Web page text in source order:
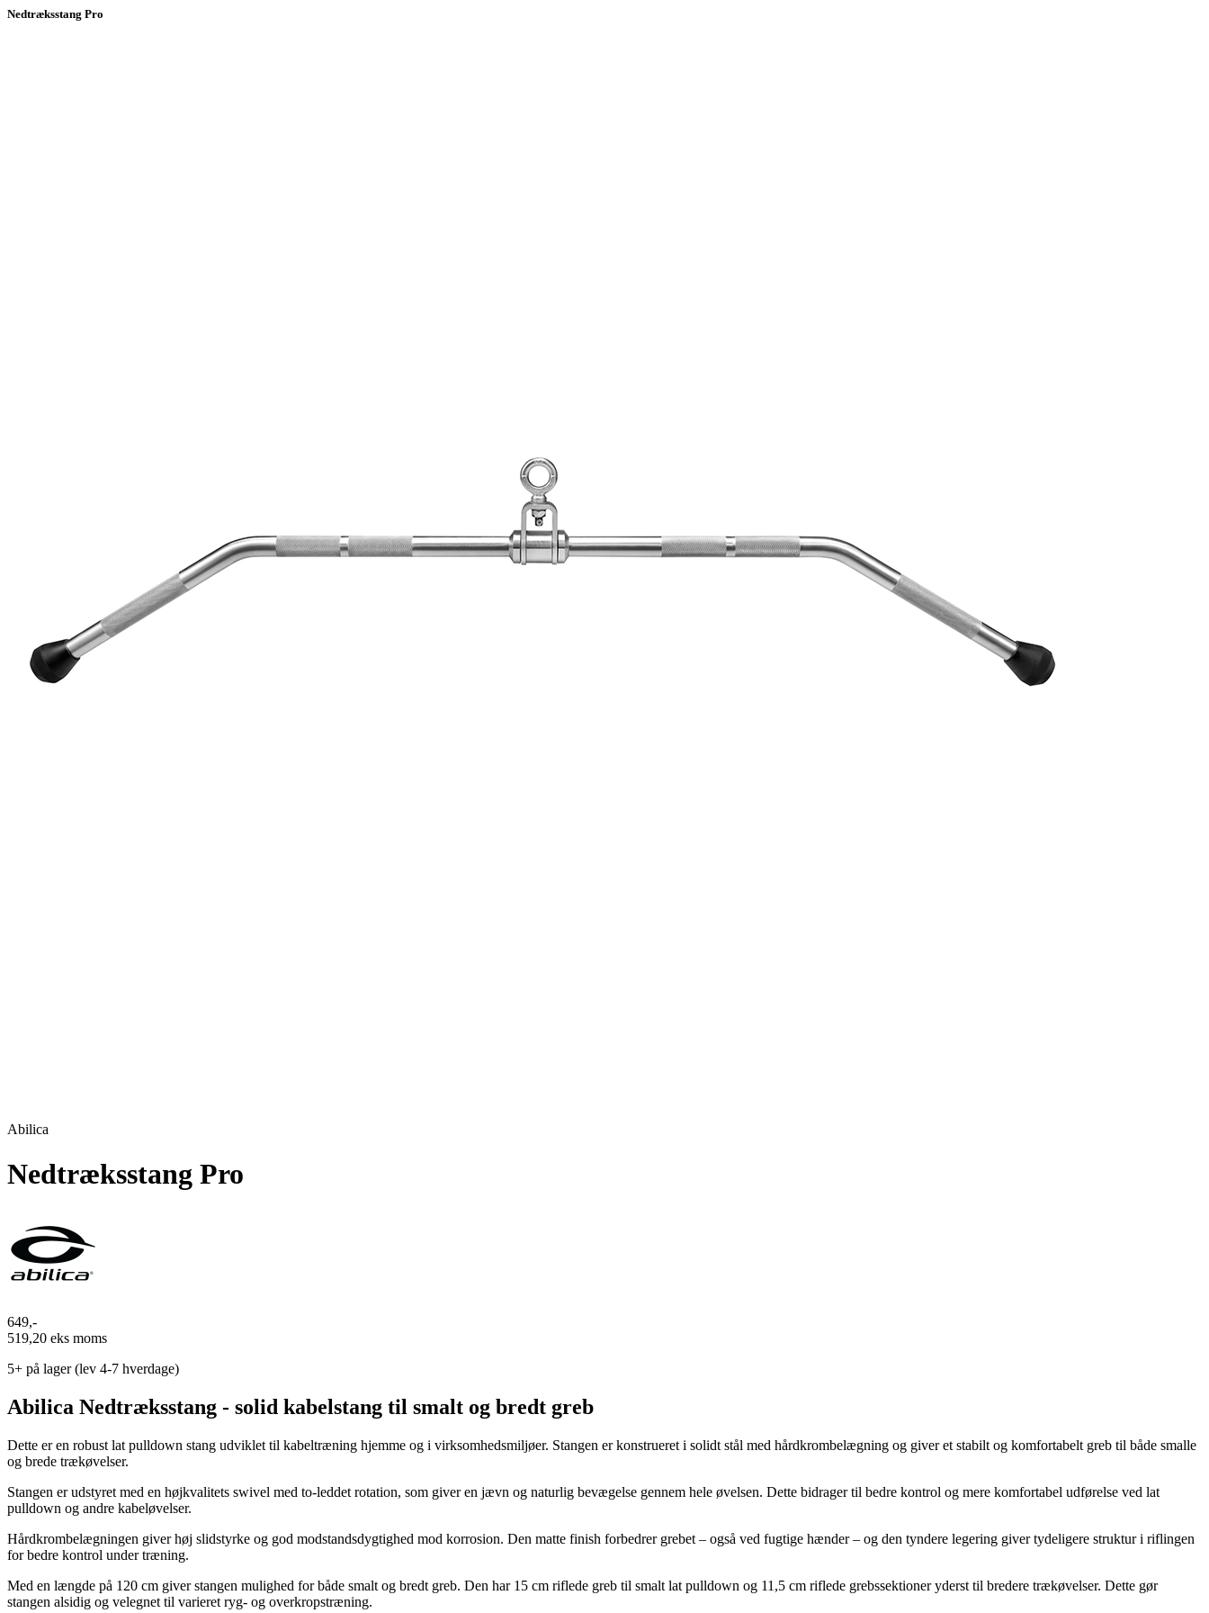
Nedtræksstang Pro
Abilica
Nedtræksstang Pro
649,-
519,20 eks moms
5+ på lager (lev 4-7 hverdage)
Abilica Nedtræksstang - solid kabelstang til smalt og bredt greb
Dette er en robust lat pulldown stang udviklet til kabeltræning hjemme og i virksomhedsmiljøer. Stangen er konstrueret i solidt stål med hårdkrombelægning og giver et stabilt og komfortabelt greb til både smalle
og brede trækøvelser.
Stangen er udstyret med en højkvalitets swivel med to-leddet rotation, som giver en jævn og naturlig bevægelse gennem hele øvelsen. Dette bidrager til bedre kontrol og mere komfortabel udførelse ved lat
pulldown og andre kabeløvelser.
Hårdkrombelægningen giver høj slidstyrke og god modstandsdygtighed mod korrosion. Den matte finish forbedrer grebet – også ved fugtige hænder – og den tyndere legering giver tydeligere struktur i riflingen
for bedre kontrol under træning.
Med en længde på 120 cm giver stangen mulighed for både smalt og bredt greb. Den har 15 cm riflede greb til smalt lat pulldown og 11,5 cm riflede grebssektioner yderst til bredere trækøvelser. Dette gør
stangen alsidig og velegnet til varieret ryg- og overkropstræning.